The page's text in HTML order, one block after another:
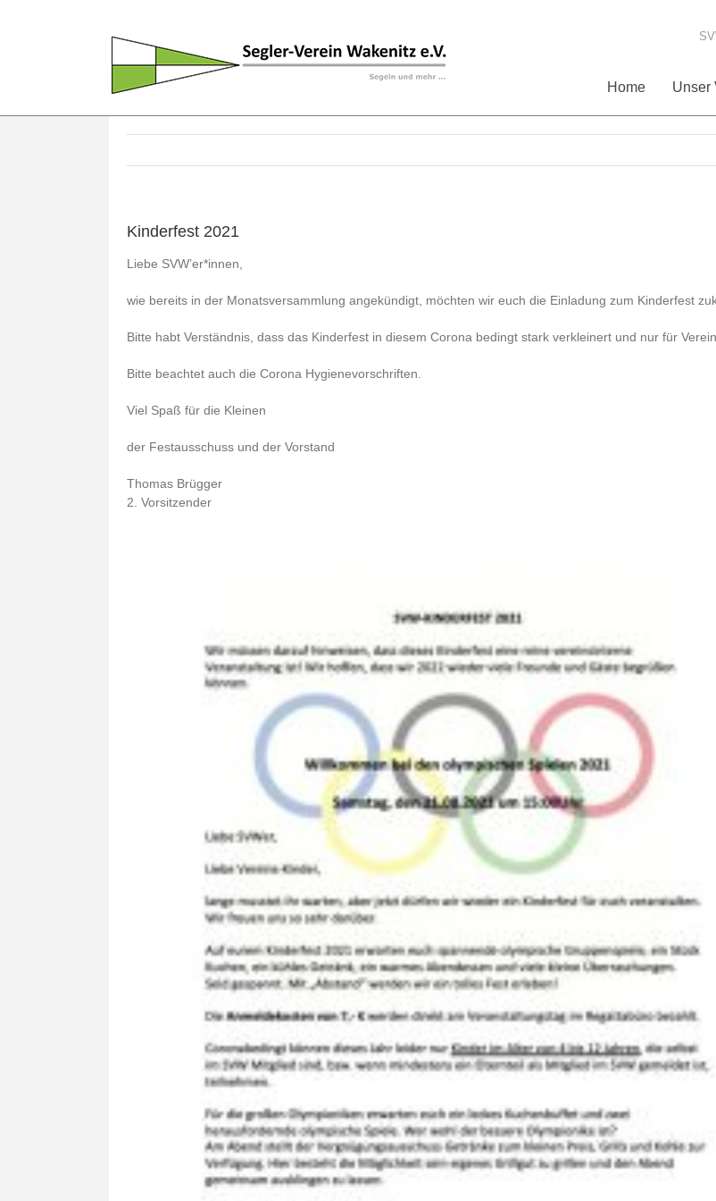
Home Unser
Kinderfest 2021
Liebe SVW’er*innen,
wie bereits in der Monatsversammlung angekündigt, möchten wir euch die Einladung zum Kinderfest
Bitte habt Verständnis, dass das Kinderfest in diesem Corona bedingt stark verkleinert und nur für
Bitte beachtet auch die Corona Hygienevorschriften.
Viel Spaß für die Kleinen
der Festausschuss und der Vorstand
Thomas Brügger
2. Vorsitzender